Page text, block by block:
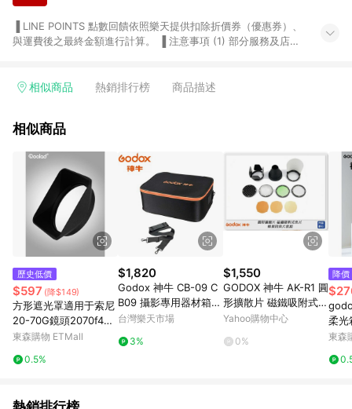
與運費後之最終金額進行計算。 ▐ 注意事項 (1) 部分服務及店家
Smart mobile、神腦生活、JS巨盛、樂天KOBO電子書，請詳閱
台灣樂天市場，並在同一瀏覽器於24小時內結帳，才享有 LINE
市場 45 天內完成訂單出貨及結帳，則不符合贈點資格。 (4) 如
使用APP、或中途瀏覽比價網、回饋網、Google等其他網頁、或
由網頁版(電腦版/手機版網頁)切換為App都將會造成追蹤中斷而
無法進行 LINE POINTS 回饋。 (5) LINE 購物為購物資訊整合性
平台，商品資料更新會有時間差，如顯示之商品規格、顏色、價
位、贈品與台灣樂天市場銷售網頁不符，以銷售網頁標示為準。
(6) 導購訂單已逾 365 天，根據台灣樂天回饋規定，逾期訂單將
點數回饋或點數回饋有爭議，台灣樂天市場保有更改條款與法律
追訴之權利，活動詳情以樂天市場網站公告為準。
相似商品 熱銷排行榜 商品描述
相似商品
歷史低價
$597 (降$149)
方形遮光罩適用于索尼
20-70G鏡頭2070f4防
護方罩3D碳纖維增強打
東森購物 ETMall
0.5%
$1,820
Godox 神牛 CB-09 C
B09 攝影專用器材箱
棚燈 燈箱 AD600 AD3
相機專家◎
台灣樂天市場
3%
$1,550
GODOX 神牛 AK-R1 圓
形擴散片 磁鐵吸附式色
片 蜂巢四頁片套組(AK
Yahoo購物中心
0%
降價
柔光
王口
保榮
東森